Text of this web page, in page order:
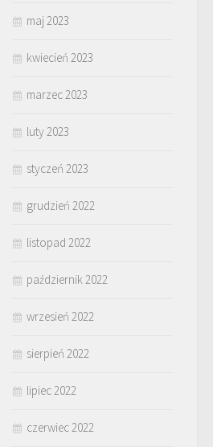
maj 2023
kwiecień 2023
marzec 2023
luty 2023
styczeń 2023
grudzień 2022
listopad 2022
październik 2022
wrzesień 2022
sierpień 2022
lipiec 2022
czerwiec 2022